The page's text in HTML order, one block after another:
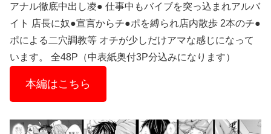
アナル徹底中出し凌● 仕事中もバイブを突っ込まれアルバ
イト 店長に奴●宣言からチ●ポを縛られ店内散歩 2本のチ●
ポによる二穴調教等 オチが少しだけアマな感じになって
います。 全48P（中表紙奥付3P分込みになります）
本編はこちら